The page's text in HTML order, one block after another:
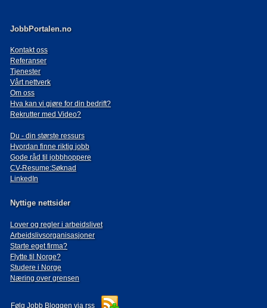
JobbPortalen.no
Kontakt oss
Referanser
Tjenester
Vårt nettverk
Om oss
Hva kan vi gjøre for din bedrift?
Rekrutter med Video?
Du - din største ressurs
Hvordan finne riktig jobb
Gode råd til jobbhoppere
CV-Resume:Søknad
LinkedIn
Nyttige nettsider
Lover og regler i arbeidslivet
Arbeidslivsorganisasjoner
Starte eget firma?
Flytte til Norge?
Studere i Norge
Næring over grensen
Følg Jobb Bloggen via rss